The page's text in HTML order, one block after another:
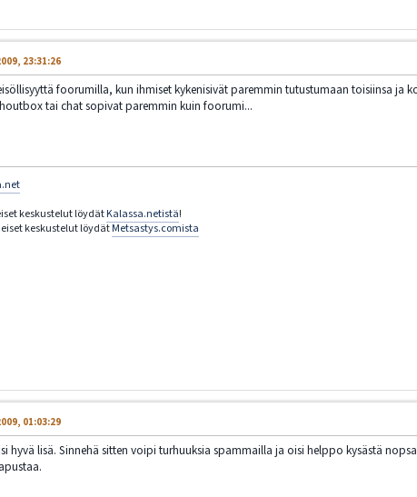
23:31:26
foorumilla, kun ihmiset kykenisivät paremmin tutustumaan toisiinsa
tai chat sopivat paremmin kuin foorumi...
keskustelut löydätKalassa.netistä!
keskustelut löydätMetsastys.comista
01:03:29
hyvä lisä. Sinnehä sitten voipi turhuuksia spammailla ja oisi helppo kysästä